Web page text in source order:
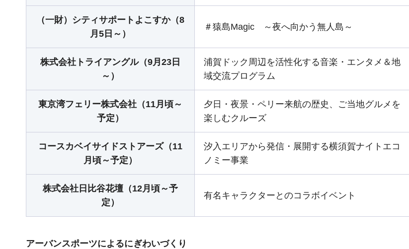
（一財）シティサポートよこすか（8
月5日～）
＃猿島Magic ～夜へ向かう無人島～
株式会社トライアングル（9月23日
～）
浦賀ドック周辺を活性化する音楽・エンタメ＆地
域交流プログラム
東京湾フェリー株式会社（11月頃～
予定）
夕日・夜景・ペリー来航の歴史、ご当地グルメを
楽しむクルーズ
コースカベイサイドストアーズ（11
月頃～予定）
汐入エリアから発信・展開する横須賀ナイトエコ
ノミー事業
株式会社日比谷花壇（12月頃～予
定）
有名キャラクターとのコラボイベント
アーバンスポーツによるにぎわいづくり